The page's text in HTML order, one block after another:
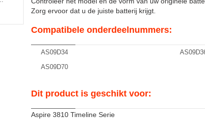
Zorg ervoor dat u de juiste batterij krijgt.
Compatibele onderdeelnummers:
AS09D34
AS09D70
Dit product is geschikt voor:
Aspire 3810 Timeline Serie